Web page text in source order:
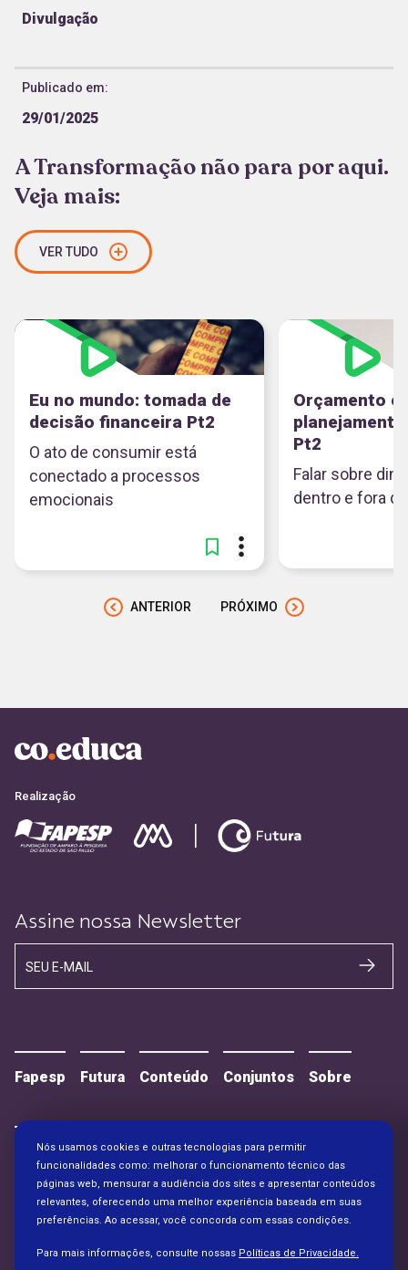
Divulgação
Publicado em:
29/01/2025
A Transformação não para por aqui.
Veja mais:
VER TUDO
Eu no mundo: tomada de
decisão financeira Pt2
O ato de consumir está
conectado a processos
emocionais
Orçamento e
Pt2
Falar sobre
dentro e fora
ANTERIOR PRÓXIMO
Realização
Assine nossa Newsletter
SEU E-MAIL
Fapesp Futura Conteúdo Conjuntos Sobre
Contato Alianças
Nós usamos cookies e outras tecnologias para permitir
funcionalidades como: melhorar o funcionamento técnico das
páginas web, mensurar a audiência dos sites e apresentar conteúdos
relevantes, oferecendo uma melhor experiência baseada em suas
preferências. Ao acessar, você concorda com essas condições.
Para mais informações, consulte nossas Políticas de Privacidade.